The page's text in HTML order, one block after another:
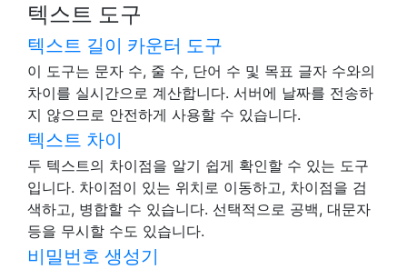
텍스트 도구
텍스트 길이 카운터 도구
이 도구는 문자 수, 줄 수, 단어 수 및 목표 글자 수와의
차이를 실시간으로 계산합니다. 서버에 날짜를 전송하
지 않으므로 안전하게 사용할 수 있습니다.
텍스트 차이
두 텍스트의 차이점을 알기 쉽게 확인할 수 있는 도구
입니다. 차이점이 있는 위치로 이동하고, 차이점을 검
색하고, 병합할 수 있습니다. 선택적으로 공백, 대문자
등을 무시할 수도 있습니다.
비밀번호 생성기